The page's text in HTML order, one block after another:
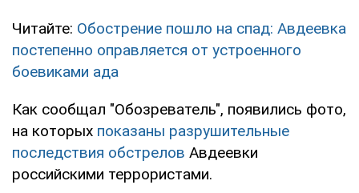
Читайте: Обострение пошло на спад: Авдеевка
постепенно оправляется от устроенного
боевиками ада
Как сообщал "Обозреватель", появились фото,
на которых показаны разрушительные
последствия обстрелов Авдеевки
российскими террористами.